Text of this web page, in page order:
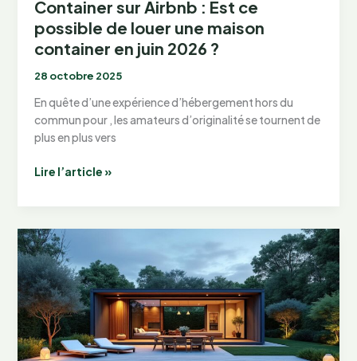
Container sur Airbnb : Est ce
possible de louer une maison
container en juin 2026 ?
28 octobre 2025
En quête d’une expérience d’hébergement hors du
commun pour , les amateurs d’originalité se tournent de
plus en plus vers
Container
Est
ce
possible
de
louer
une
maison
Lire l’article »